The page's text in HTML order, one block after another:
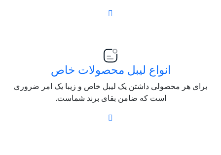
انواع لیبل محصولات خاص
برای هر محصولی داشتن یک لیبل خاص و زیبا یک امر ضروری
است که ضامن بقای برند شماست.